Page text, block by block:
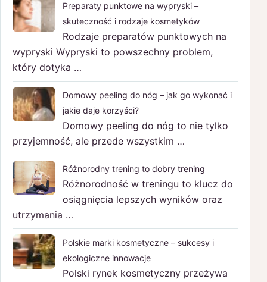
Preparaty punktowe na wypryski –
skuteczność i rodzaje kosmetyków
Rodzaje preparatów punktowych na
wypryski Wypryski to powszechny problem,
który dotyka …
Domowy peeling do nóg – jak go wykonać i
jakie daje korzyści?
Domowy peeling do nóg to nie tylko
przyjemność, ale przede wszystkim …
Różnorodny trening to dobry trening
Różnorodność w treningu to klucz do
osiągnięcia lepszych wyników oraz
utrzymania …
Polskie marki kosmetyczne – sukcesy i
ekologiczne innowacje
Polski rynek kosmetyczny przeżywa